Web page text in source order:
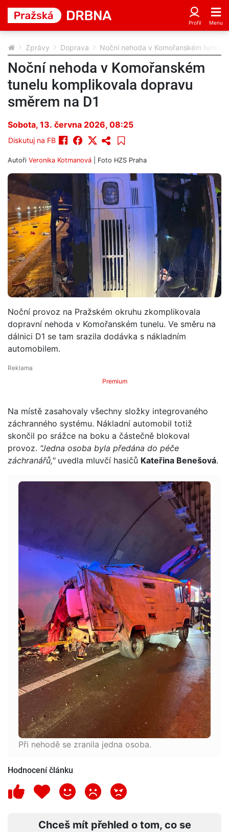
Zprávy Doprava Noční nehoda v Komořanském tunelu
Noční nehoda v Komořanském
tunelu komplikovala dopravu
směrem na D1
Sobota, 13. června 2026, 08:25
Diskutuj na FB
Autoři Veronika Kotmanová | Foto HZS Praha
Noční provoz na Pražském okruhu zkomplikovala
dopravní nehoda v Komořanském tunelu. Ve směru na
dálnici D1 se tam srazila dodávka s nákladním
automobilem.
Premium
Na místě zasahovaly všechny složky integrovaného
záchranného systému. Nákladní automobil totiž
skončil po srážce na boku a částečně blokoval
provoz. "Jedna osoba byla předána do péče
záchranářů,"uvedla mluvčí hasičů Kateřina Benešová.
Při nehodě se zranila jedna osoba.
Hodnocení článku
Chceš mít přehled o tom, co se